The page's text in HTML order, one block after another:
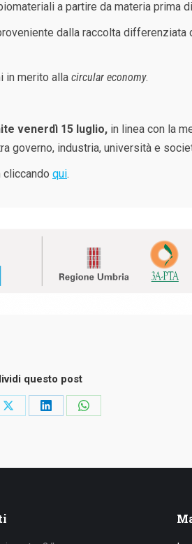
a partire da materia prima
dalla raccolta differenziata
in merito alla circular economy.
venerdì 15 luglio, in linea con la
governo, industria, università e
qui.
questo post
CondividiCondividiCondividi